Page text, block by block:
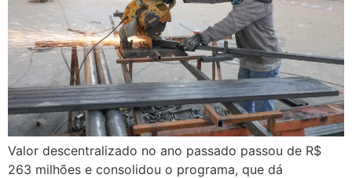
Valor descentralizado no ano passado passou de R$
263 milhões e consolidou o programa, que dá